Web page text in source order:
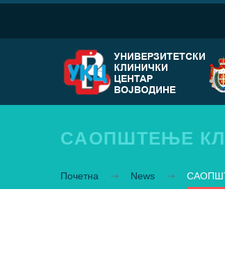
СAOПШTEЊE
Почетна News